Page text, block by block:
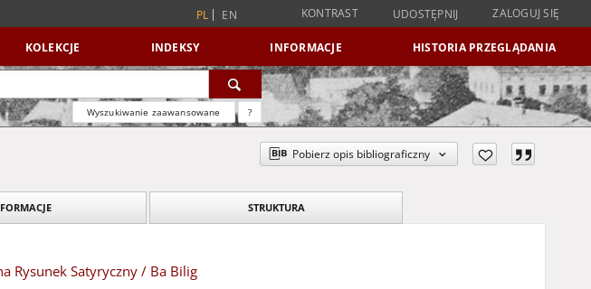
PL EN KONTRAST UDOSTĘPNIJ ZALOGUJ SIĘ
KOLEKCJE INDEKSY INFORMACJE HISTORIA PRZEGLĄDANIA
Wyszukiwanie zaawansowane ?
Pobierz opis bibliograficzny
STRUKTURA
Rysunek Satyryczny / Ba Bilig